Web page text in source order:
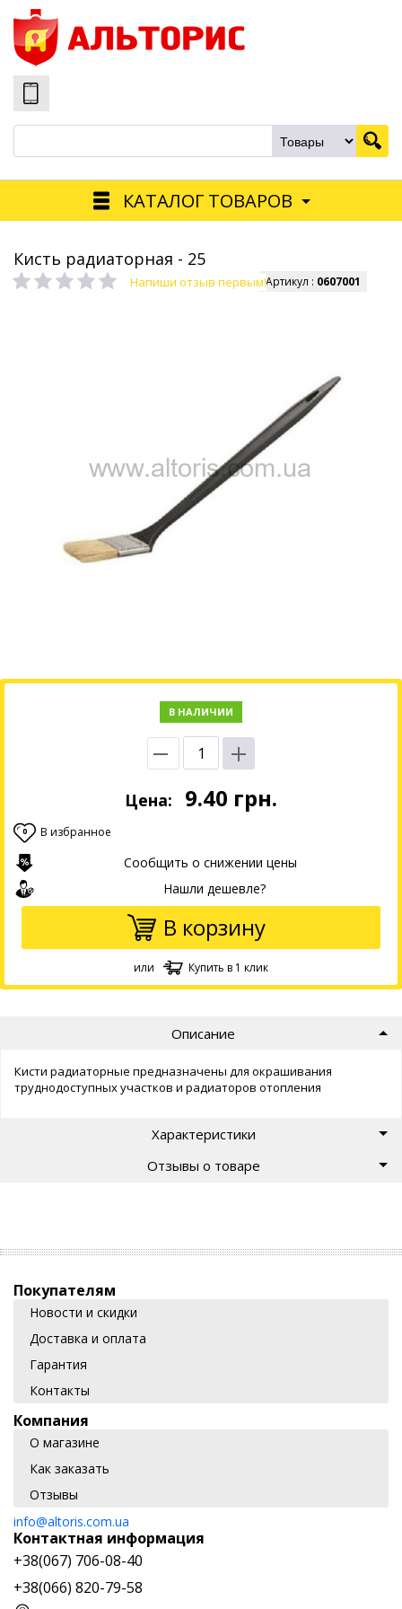
КАТАЛОГ ТОВАРОВ
Кисть радиаторная - 25
Напиши отзыв первым!Артикул : 0607001
В НАЛИЧИИ
Цена: 9.40 грн.
0 В избранное
Сообщить о снижении цены
Нашли дешевле?
В корзину
или Купить в 1 клик
Описание
Кисти радиаторные предназначены для окрашивания
труднодоступных участков и радиаторов отопления
Характеристики
Отзывы о товаре
Покупателям
Новости и скидки
Доставка и оплата
Гарантия
Контакты
Компания
О магазине
Как заказать
Отзывы
info@altoris.com.ua
Контактная информация
+38(067) 706-08-40
+38(066) 820-79-58